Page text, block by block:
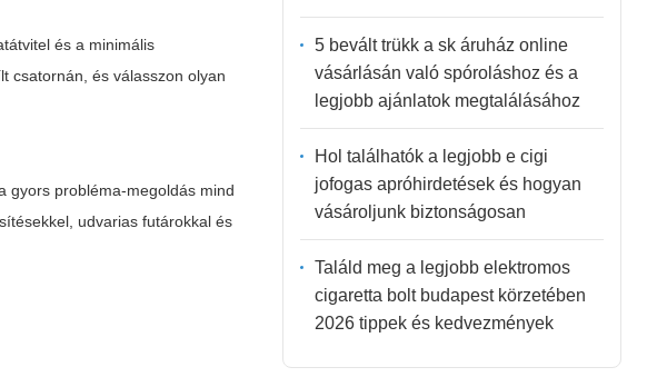
és a minimális
csatornán, és válasszon olyan
gyors probléma-megoldás mind
udvarias futárokkal és
5 bevált trükk a sk áruház online
vásárlásán való spóroláshoz és a
legjobb ajánlatok megtalálásához
Hol találhatók a legjobb e cigi
jofogas apróhirdetések és hogyan
vásároljunk biztonságosan
Találd meg a legjobb elektromos
cigaretta bolt budapest körzetében
2026 tippek és kedvezmények